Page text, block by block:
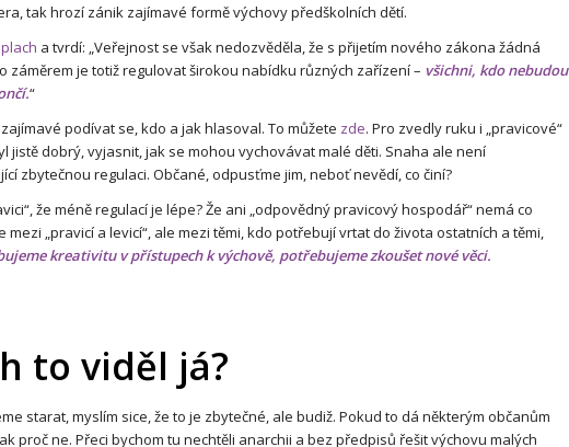
tak hrozí zánik zajímavé formě výchovy předškolních dětí.
a tvrdí: „Veřejnost se však nedozvěděla, že s přijetím nového zákona žádná
záměrem je totiž regulovat širokou nabídku různých zařízení – všichni, kdo nebudou
“
podívat se, kdo a jak hlasoval. To můžete zde. Pro zvedly ruku i „pravicové“
jistě dobrý, vyjasnit, jak se mohou vychovávat malé děti. Snaha ale není
zbytečnou regulaci. Občané, odpusťme jim, neboť nevědí, co činí?
že méně regulací je lépe? Že ani „odpovědný pravicový hospodář“ nemá co
„pravicí a levicí“, ale mezi těmi, kdo potřebují vrtat do života ostatních a těmi,
kreativitu v přístupech k výchově, potřebujeme zkoušet nové věci.
to viděl já?
starat, myslím sice, že to je zbytečné, ale budiž. Pokud to dá některým občanům
proč ne. Přeci bychom tu nechtěli anarchii a bez předpisů řešit výchovu malých